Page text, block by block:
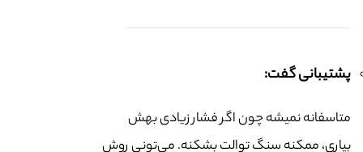
پشتیبانی گفت:
متاسفانه نمیشه چون اگر فشار زیادی بهش
بیاری، ممکنه سنگ توالت بشکنه. می‌تونی روش